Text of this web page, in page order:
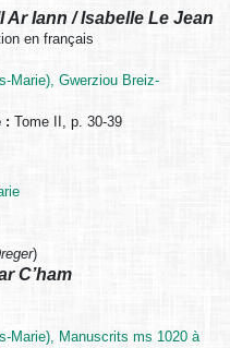
Ar Iann / Isabelle Le Jean
en français
Marie), Gwerziou Breiz-
: Tome II, p. 30-39
)
C’ham
Marie), Manuscrits ms 1020 à